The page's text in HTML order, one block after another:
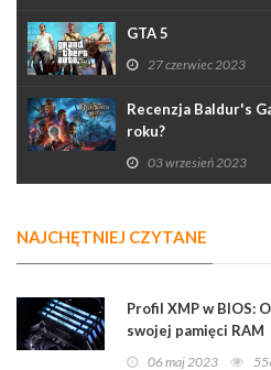
GTA 5
27 czerwiec 2023
Recenzja Baldur's
roku?
03 wrzesień 2023
NAJCHĘTNIEJ CZYTANE
Profil XMP w BIOS:
swojej pamięci RAM
06 maj 2023